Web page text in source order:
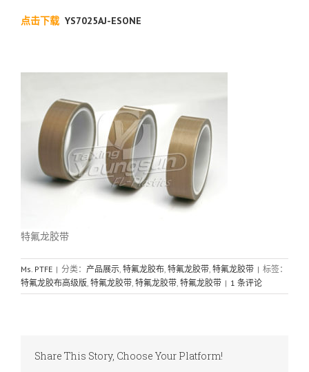
点击下载 YS7025AJ-ESONE
特氟龙胶带
Ms. PTFE | 分类： 产品展示 特氟龙胶布 特氟龙胶带 特氟龙胶带 | 标签：
特氟龙胶布高级版 特氟龙胶带 特氟龙胶带 特氟龙胶带 | 1 条评论
Share This Story, Choose Your Platform!